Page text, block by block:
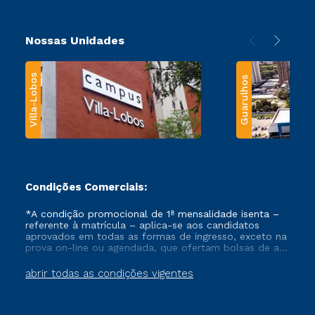
Nossas Unidades
Villa-Lobos Guarulhos
Condições Comerciais:
abrir todas as condições vigentes
*A condição promocional de 1ª mensalidade isenta –
referente à matrícula – aplica-se aos candidatos
aprovados em todas as formas de ingresso, exceto na
prova on-line ou agendada, que ofertam bolsas de até
vigente, que ainda não tenham efetivado e/ou não
tenham cancelado ou trancado sua matrícula em uma